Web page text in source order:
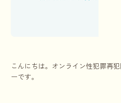
こんにちは。オンライン性犯罪再
ーです。